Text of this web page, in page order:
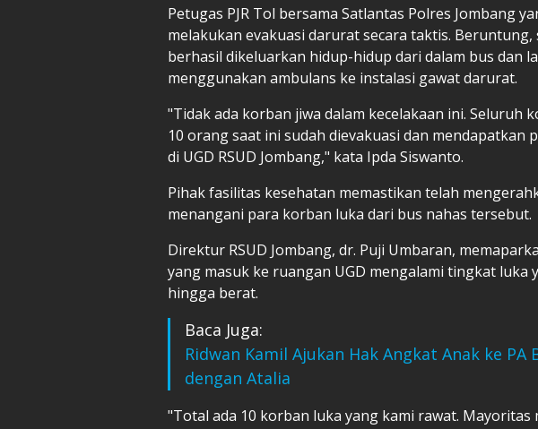
Petugas PJR Tol bersama Satlantas Polres Jombang
melakukan evakuasi darurat secara taktis.
berhasil dikeluarkan hidup-hidup dari dalam bus dan
menggunakan ambulans ke instalasi gawat darurat.
"Tidak ada korban jiwa dalam kecelakaan ini. Seluruh
10 orang saat ini sudah dievakuasi dan mendapatkan
di UGD RSUD Jombang," kata Ipda Siswanto.
Pihak fasilitas kesehatan memastikan telah
menangani para korban luka dari bus nahas tersebut.
Direktur RSUD Jombang, dr. Puji Umbaran,
yang masuk ke ruangan UGD mengalami tingkat luka
hingga berat.
Baca Juga:
Ridwan Kamil Ajukan Hak Angkat Anak ke PA
dengan Atalia
"Total ada 10 korban luka yang kami rawat. Mayoritas